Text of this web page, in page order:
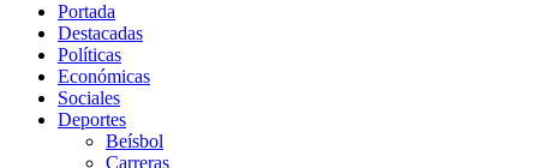
Portada
Destacadas
Políticas
Económicas
Sociales
Deportes
Beísbol
Carreras